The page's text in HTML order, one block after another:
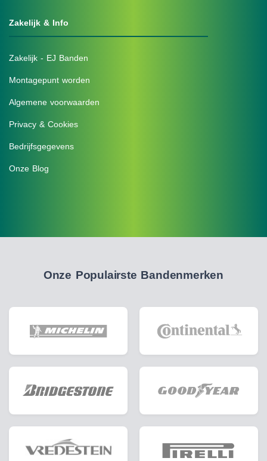
Zakelijk & Info
Zakelijk - EJ Banden
Montagepunt worden
Algemene voorwaarden
Privacy & Cookies
Bedrijfsgegevens
Onze Blog
Onze Populairste Bandenmerken